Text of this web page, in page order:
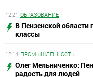
12:21 ОБРАЗОВАНИЕ
В Пензенской
классы
12:14 ПРОМЫШЛЕННОСТЬ
Олег Мельниченко:
радость для людей